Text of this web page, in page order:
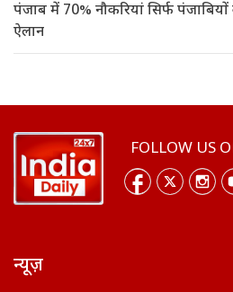
पंजाब में 70% नौकरियां सिर्फ
ऐलान
FOLLOW US
न्यूज़